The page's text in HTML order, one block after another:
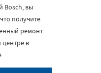
Bosch, вы
получите
ремонт
в